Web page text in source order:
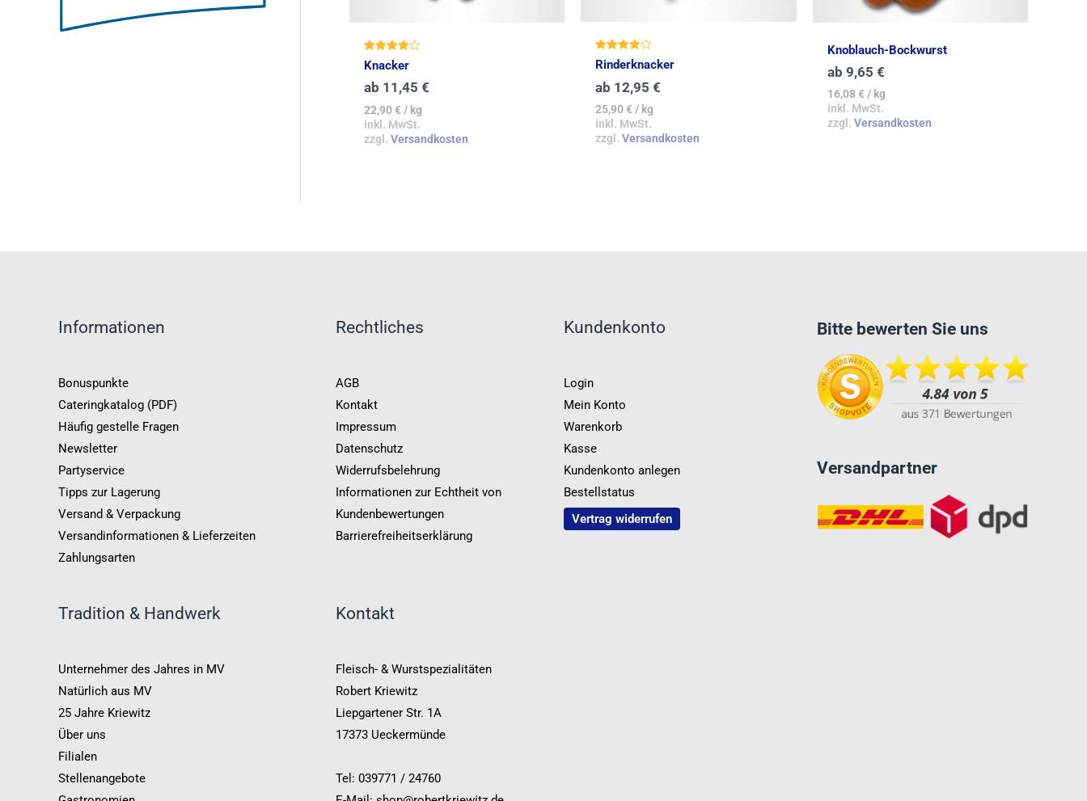
Bewertet
mit
4.14
von 5
Knacker
ab 11,45 €
22,90€ / kg
inkl. MwSt.
zzgl. Versandkosten
Bewertet
mit
von 5
Rinderknacker
ab 12,95€
25,90€ / kg
inkl. MwSt.
zzgl.Versandkosten
Knoblauch-Bockwurst
ab 9,65 €
16,08€/ kg
inkl. MwSt.
zzgl. Versandkosten
Informationen
Bonuspunkte
Cateringkatalog (PDF)
Häufig gestelle Fragen
Newsletter
Partyservice
Tipps zur Lagerung
Versand & Verpackung
Versandinformationen & Lieferzeiten
Zahlungsarten
Tradition & Handwerk
Unternehmer des Jahres in MV
Natürlich aus MV
25 Jahre Kriewitz
Über uns
Filialen
Stellenangebote
Rechtliches
AGB
Kontakt
Impressum
Datenschutz
Widerrufsbelehrung
Informationen zur Echtheit von
Kundenbewertungen
Barrierefreiheitserklärung
Kontakt
Fleisch- & Wurstspezialitäten
Robert Kriewitz
Liepgartener Str. 1A
17373 Ueckermünde
Tel: 039771 / 24760
Kundenkonto
Login
Mein Konto
Warenkorb
Kasse
Kundenkonto anlegen
Bestellstatus
Vertrag widerrufen
Bitte bewerten Sie uns
Versandpartner